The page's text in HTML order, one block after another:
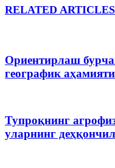
RELATED ARTICLES
Ориентирлаш
географик аҳамияти
Тупроқнинг
уларнинг